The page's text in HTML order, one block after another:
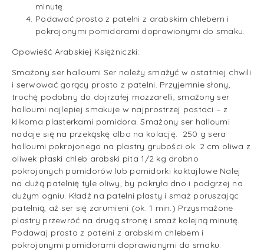
minutę.
Podawać prosto z patelni z arabskim chlebem i
pokrojonymi pomidorami doprawionymi do smaku.
Opowieść Arabskiej Księżniczki:
Smażony ser halloumi Ser należy smażyć w ostatniej chwili
i serwować gorący prosto z patelni. Przyjemnie słony,
trochę podobny do dojrzałej mozzarelli, smażony ser
halloumi najlepiej smakuje w najprostrzej postaci – z
kilkoma plasterkami pomidora. Smażony ser halloumi
nadaje się na przekąskę albo na kolację. 250 g sera
halloumi pokrojonego na plastry grubości ok. 2 cm oliwa z
oliwek płaski chleb arabski pita 1/2 kg drobno
pokrojonych pomidorów lub pomidorki koktajlowe Nalej
na dużą patelnię tyle oliwy, by pokryła dno i podgrzej na
dużym ogniu. Kładź na patelni plasty i smaż poruszając
patelnią, aż ser się zarumieni (ok. 1 min.) Przysmażone
plastry przewróć na drugą stronę i smaż kolejną minutę.
Podawaj prosto z patelni z arabskim chlebem i
pokrojonymi pomidorami doprawionymi do smaku.